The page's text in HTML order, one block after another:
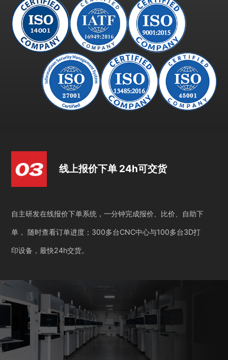
线上报价下单 24h可交货
自主研发在线报价下单系统，一分钟完成报价、比价、自助下
单， 随时查看订单进度；300多台CNC中心与100多台3D打
印设备，最快24h交货。